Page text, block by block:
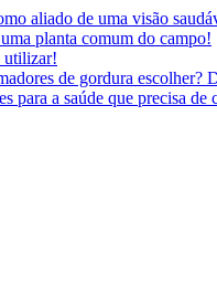
aliado de uma visão
planta comum do campo!
utilizar!
de gordura escolher?
para a saúde que precisa de